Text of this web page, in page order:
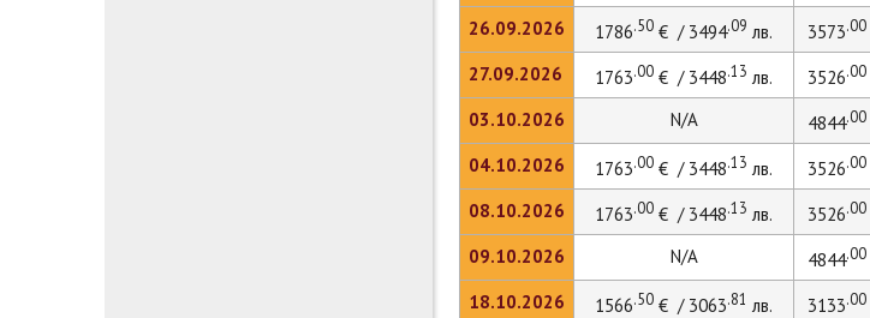
26.09.2026
27.09.2026
03.10.2026
04.10.2026
08.10.2026
09.10.2026
18.10.2026
1786.50 € / 3494.09 лв. 3573.00
1763.00 € / 3448.13 лв. 3526.00
N/A
4844.00
1763.00 € / 3448.13 лв. 3526.00
1763.00 € / 3448.13 лв. 3526.00
N/A
4844.00
1566.50 € / 3063.81 лв. 3133.00